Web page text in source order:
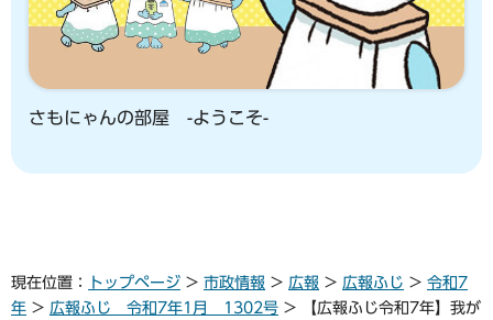
さもにゃんの部屋 -ようこそ-
現在位置： トップページ > 市政情報 > 広報 > 広報ふじ > 令和7
年 > 広報ふじ 令和7年1月 1302号 > 【広報ふじ令和7年】我が